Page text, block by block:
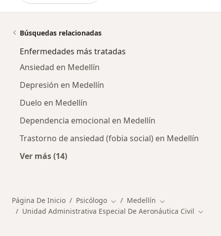
Búsquedas relacionadas
Enfermedades más tratadas
Ansiedad en Medellín
Depresión en Medellín
Duelo en Medellín
Dependencia emocional en Medellín
Trastorno de ansiedad (fobia social) en Medellín
Ver más (14)
Página De Inicio Psicólogo Cambiar de ciudad
Medellín Cambiar de
Unidad Administrativa Especial De Aeronáutica Civil